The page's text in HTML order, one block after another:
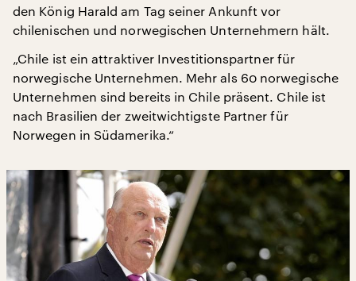
den König Harald am Tag seiner Ankunft vor
chilenischen und norwegischen Unternehmern hält.
„Chile ist ein attraktiver Investitionspartner für
norwegische Unternehmen. Mehr als 60 norwegische
Unternehmen sind bereits in Chile präsent. Chile ist
nach Brasilien der zweitwichtigste Partner für
Norwegen in Südamerika.“